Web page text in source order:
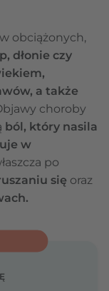
obciążonych,
dłonie czy
a także
choroby
ból, który nasila
w
po
się oraz